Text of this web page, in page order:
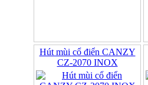
Hút mùi cổ điển CANZY
CZ-2070 INOX